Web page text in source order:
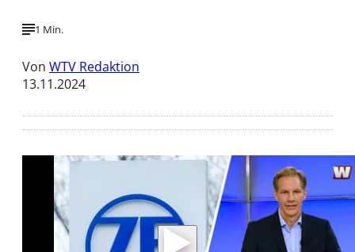
1 Min.
Von WTV Redaktion
13.11.2024
Mit der Wiedergabe dieses Videos werden
Daten an Youtube übertragen.